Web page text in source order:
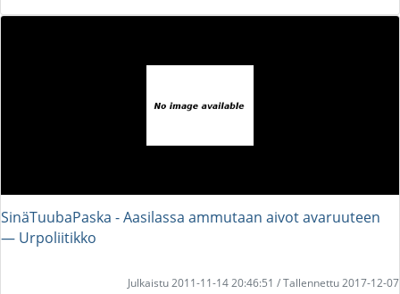
SinäTuubaPaska - Aasilassa ammutaan aivot avaruuteen
― Urpoliitikko
Julkaistu 2011-11-14 20:46:51 / Tallennettu 2017-12-07